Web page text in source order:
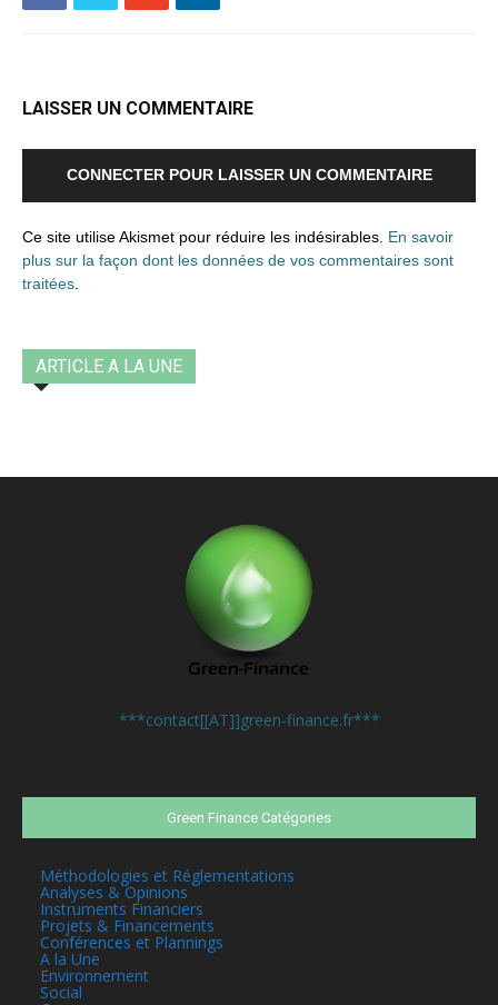
LAISSER UN COMMENTAIRE
CONNECTER POUR LAISSER UN COMMENTAIRE
Ce site utilise Akismet pour réduire les indésirables. En savoir
plus sur la façon dont les données de vos commentaires sont
traitées
ARTICLE A LA UNE
***contact[[AT]]green-finance.fr***
Green Finance Catégories
Méthodologies et Réglementations
Analyses & Opinions
Instruments Financiers
Projets & Financements
Conférences et Plannings
A la Une
Environnement
Social